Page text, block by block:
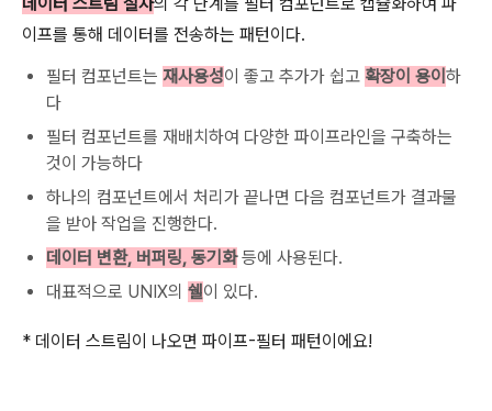
이프를 통해 데이터를 전송하는 패턴이다.
필터 컴포넌트는 재사용성이 좋고 추가가 쉽고 확장이 용이 하
다
필터 컴포넌트를 재배치하여 다양한 파이프라인을 구축하는
것이 가능하다
하나의 컴포넌트에서 처리가 끝나면 다음 컴포넌트가 결과물
을 받아 작업을 진행한다.
데이터 변환, 버퍼링, 동기화등에 사용된다.
대표적으로 UNIX의 쉘이 있다.
* 데이터 스트림이 나오면 파이프-필터 패턴이에요!